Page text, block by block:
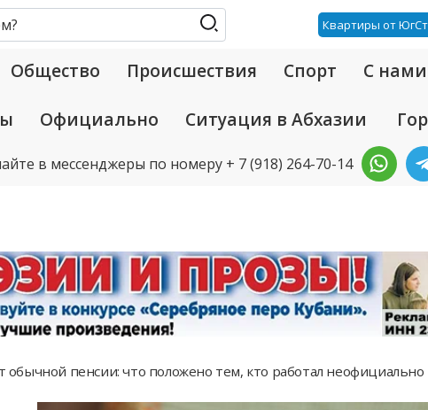
Квартиры от
Общество Происшествия Спорт С
Официально Ситуация в Абхазии
в мессенджеры по номеру + 7 (918) 264-70-14
обычной пенсии: что положено тем, кто работал неофициально